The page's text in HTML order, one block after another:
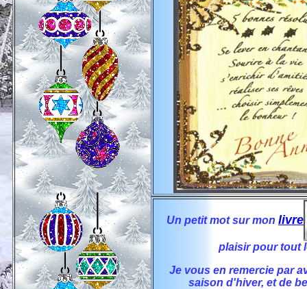
Un petit mot sur mon livre
plaisir pour tout
Je vous en remercie par
saison d'hiver, et de